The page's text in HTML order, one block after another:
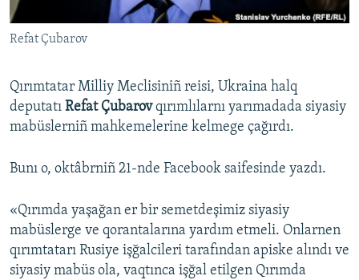
QOŞULIÑIZ!
RFE/RS bütün saytları
Refat Çubarov
Qırımtatar Milliy Meclisiniñ reisi, Ukraina halq
deputatı Refat Çubarovqırımlılarnı yarımadada siyasiy
mabüslerniñ mahkemelerine kelmege çağırdı.
Bunı o, oktâbrniñ 21-nde Facebook saifesinde yazdı.
«Qırımda yaşağan er bir semetdeşimiz siyasiy
mabüslerge ve qorantalarına yardım etmeli. Onlarnen
qırımtatarı Rusiye işğalcileri tarafından apiske alındı ve
siyasiy mabüs ola, vaqtınca işğal etilgen Qırımda